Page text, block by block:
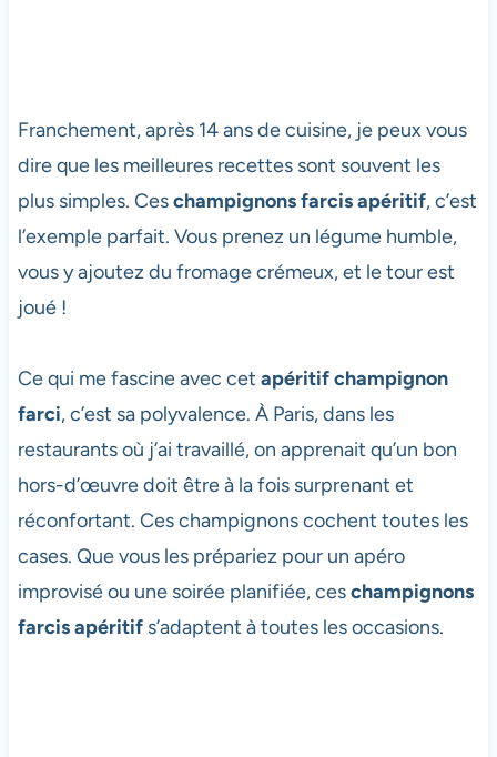
Franchement, après 14 ans de cuisine, je peux vous
dire que les meilleures recettes sont souvent les
plus simples. Ceschampignons farcis apéritif, c’est
l’exemple parfait. Vous prenez un légume humble,
vous y ajoutez du fromage crémeux, et le tour est
joué !
Ce qui me fascine avec cet apéritif champignon
farci, c’est sa polyvalence. À Paris, dans les
restaurants où j’ai travaillé, on apprenait qu’un bon
hors-d’œuvre doit être à la fois surprenant et
réconfortant. Ces champignons cochent toutes les
cases. Que vous les prépariez pour un apéro
improvisé ou une soirée planifiée, ceschampignons
farcis apéritifs’adaptent à toutes les occasions.